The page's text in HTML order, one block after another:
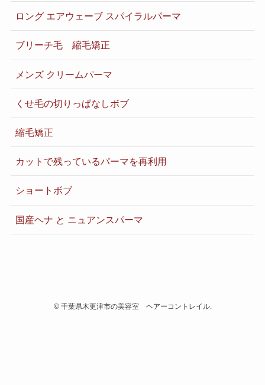
ロング エアウェーブ スパイラルパーマ
ブリーチ毛 縮毛矯正
メンズ クリームパーマ
くせ毛の切りっぱなしボブ
縮毛矯正
カットで残っているパーマを再利用
ショートボブ
国産ヘナ と ニュアンスパーマ
©千葉県木更津市の美容室 ヘアーコントレイル.